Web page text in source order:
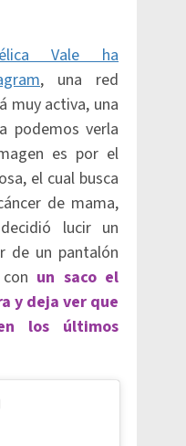
Vale ha
, una red
muy activa, una
podemos verla
es por el
el cual busca
de mama,
lucir un
de un pantalón
un saco el
y deja ver que
los últimos